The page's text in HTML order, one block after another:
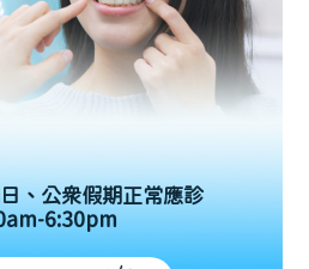
、公眾假期正常應診
6:30pm